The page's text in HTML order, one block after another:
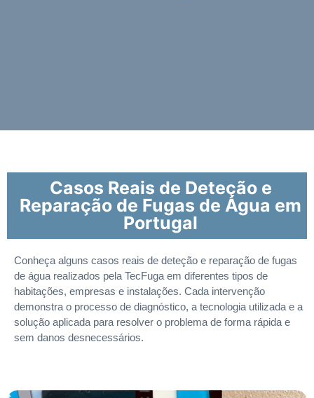
Casos Reais de Deteção e
Reparação de Fugas de Água em
Portugal
Conheça alguns casos reais de deteção e reparação de fugas
de água realizados pela TecFuga em diferentes tipos de
habitações, empresas e instalações. Cada intervenção
demonstra o processo de diagnóstico, a tecnologia utilizada e a
solução aplicada para resolver o problema de forma rápida e
sem danos desnecessários.